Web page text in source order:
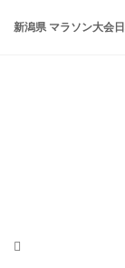
新潟県 マラソン大会